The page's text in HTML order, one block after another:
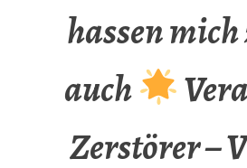
hassen
auch
Zerstörer –